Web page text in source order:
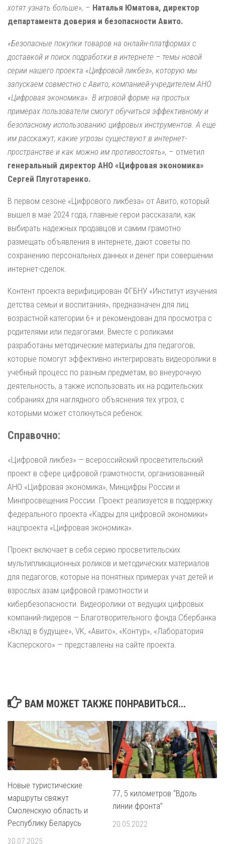
хотят узнать больше», – Наталья Юматова, директор
департамента доверия и безопасности Авито.
«Безопасные покупки товаров на онлайн-платформах с
доставкой и поиск подработки в интернете – темы новой
серии нашего проекта «Цифровой ликбез», которую мы
запускаем совместно с Авито, компанией-учредителем АНО
«Цифровая экономика». В игровой форме на простых
примерах пользователи смогут обучиться эффективному и
безопасному использованию цифровых инструментов. А еще
им расскажут, какие угрозы существуют в интернет-
пространстве и как можно им противостоять», – отметил
генеральный директор АНО «Цифровая экономика»
Сергей Плуготаренко.
В первом сезоне «Цифрового ликбеза» от Авито, который
вышел в мае 2024 года, главные герои рассказали, как
выбирать надежных продавцов и самим грамотно
размещать объявления в интернете, дают советы по
сохранению персональных данных и денег при совершении
интернет-сделок.
Контент проекта верифицирован ФГБНУ «Институт изучения
детства семьи и воспитания», предназначен для лиц
возрастной категории 6+ и рекомендован для просмотра с
родителями или педагогами. Вместе с роликами
разработаны методические материалы для педагогов,
которые помогут эффективно интегрировать видеоролики в
учебный процесс по разным предметам, во внеурочную
деятельность, а также использовать их на родительских
собраниях для наглядного объяснения тех угроз, с
которыми может столкнуться ребенок.
Справочно:
«Цифровой ликбез» — всероссийский просветительский
проект в сфере цифровой грамотности, организованный
АНО «Цифровая экономика», Минцифры России и
Минпросвещения России. Проект реализуется в поддержку
федерального проекта «Кадры для цифровой экономики»
нацпроекта «Цифровая экономика».
Проект включает в себя серию просветительских
мультипликационных роликов и методических материалов
для педагогов, которые на понятных примерах учат детей и
взрослых азам цифровой грамотности и
кибербезопасности. Видеоролики от ведущих цифровых
компаний-лидеров — Благотворительного фонда Сбербанка
«Вклад в будущее», VK, «Авито», «Контур», «Лаборатория
Касперского» — представлены на сайте проекта.
ВАМ МОЖЕТ ТАКЖЕ ПОНРАВИТЬСЯ...
Новые туристические
маршруты свяжут
Смоленскую область и
Республику Беларусь
30.07.2025
77, 5 километров “Вдоль
линии фронта”
20.05.2022